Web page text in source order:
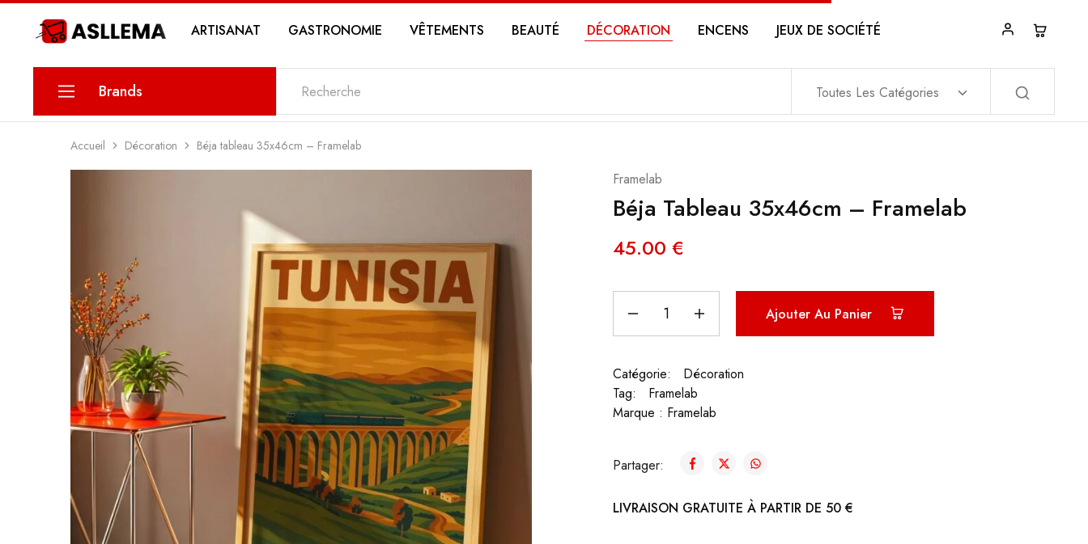
Asllema ARTISANAT GASTRONOMIE VÊTEMENTS BEAUTÉ DÉCORATION ENCENS JEUX DE SOCIÉTÉ
Brands
KARINA
MY SWEETS PASTRY
MY STORY COSMETICS
TARKIBA
TO7FA
TAKALIDNA
ROOTS
Toutes Les Catégories
Accueil Décoration Béja tableau 35x46cm – Framelab
Framelab
Béja Tableau 35x46cm – Framelab
45.00 €
Ajouter Au Panier
Catégorie:
Décoration
Tag:
Framelab
Marque : Framelab
Partager:
LIVRAISON GRATUITE À PARTIR DE 50 €